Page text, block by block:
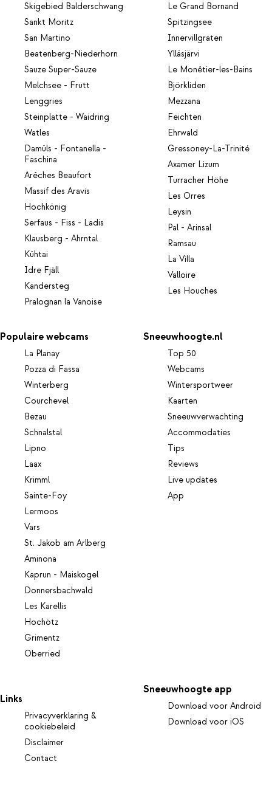
Skigebied Balderschwang
Sankt Moritz
San Martino
Beatenberg-Niederhorn
Sauze Super-Sauze
Melchsee - Frutt
Lenggries
Steinplatte - Waidring
Watles
Damüls - Fontanella -
Faschina
Arêches Beaufort
Massif des Aravis
Hochkönig
Serfaus - Fiss - Ladis
Klausberg - Ahrntal
Kühtai
Idre Fjäll
Kandersteg
Pralognan la Vanoise
Le Grand Bornand
Spitzingsee
Innervillgraten
Ylläsjärvi
Le Monêtier-les-Bains
Björkliden
Mezzana
Feichten
Ehrwald
Gressoney-La-Trinité
Axamer Lizum
Turracher Höhe
Les Orres
Leysin
Pal - Arinsal
Ramsau
La Villa
Valloire
Les Houches
Populaire webcams
La Planay
Pozza di Fassa
Winterberg
Courchevel
Bezau
Schnalstal
Lipno
Laax
Krimml
Sainte-Foy
Lermoos
Vars
St. Jakob am Arlberg
Aminona
Kaprun - Maiskogel
Donnersbachwald
Les Karellis
Hochötz
Grimentz
Oberried
Sneeuwhoogte.nl
Top 50
Webcams
Wintersportweer
Kaarten
Sneeuwverwachting
Accommodaties
Tips
Reviews
Live updates
App
Links
Privacyverklaring &
cookiebeleid
Disclaimer
Contact
Sneeuwhoogte app
Download voor Android
Download voor iOS